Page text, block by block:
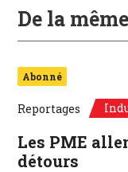
De la
Abonné
Reportages
Les PME
détours